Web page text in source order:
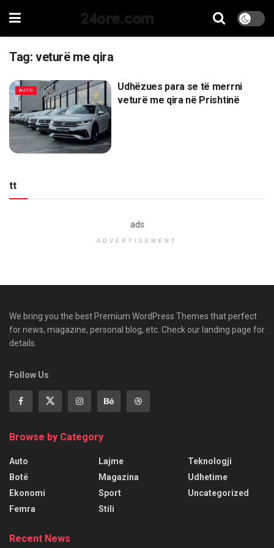
24ore.com
Tag: veturë me qira
AUTO
Udhëzues para se të merrni
veturë me qira në Prishtinë
tt
ads
ADVERTISEMENT
We bring you the best Premium WordPress Themes that perfect
for news, magazine, personal blog, etc. Check our landing page for
details.
Follow Us
Browse by Category
Auto
Botë
Ekonomi
Femra
Lajme
Magazina
Sport
Stili
Teknologji
Udhetime
Uncategorized
Recent News